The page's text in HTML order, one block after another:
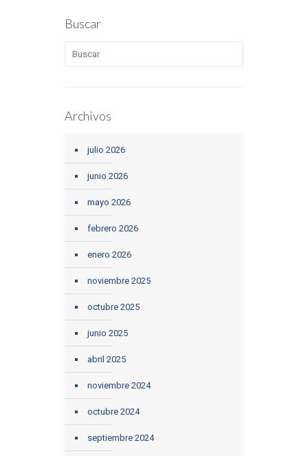
Buscar
Archivos
julio 2026
junio 2026
mayo 2026
febrero 2026
enero 2026
noviembre 2025
octubre 2025
junio 2025
abril 2025
noviembre 2024
octubre 2024
septiembre 2024